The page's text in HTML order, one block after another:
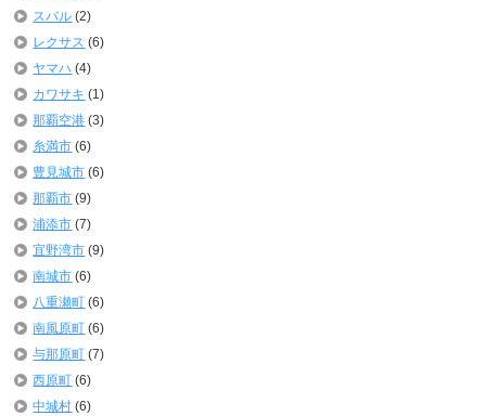
スバル (2)
レクサス (6)
ヤマハ (4)
カワサキ (1)
那覇空港 (3)
糸満市 (6)
豊見城市 (6)
那覇市 (9)
浦添市 (7)
宜野湾市 (9)
南城市 (6)
八重瀬町 (6)
南風原町 (6)
与那原町 (7)
西原町 (6)
中城村 (6)